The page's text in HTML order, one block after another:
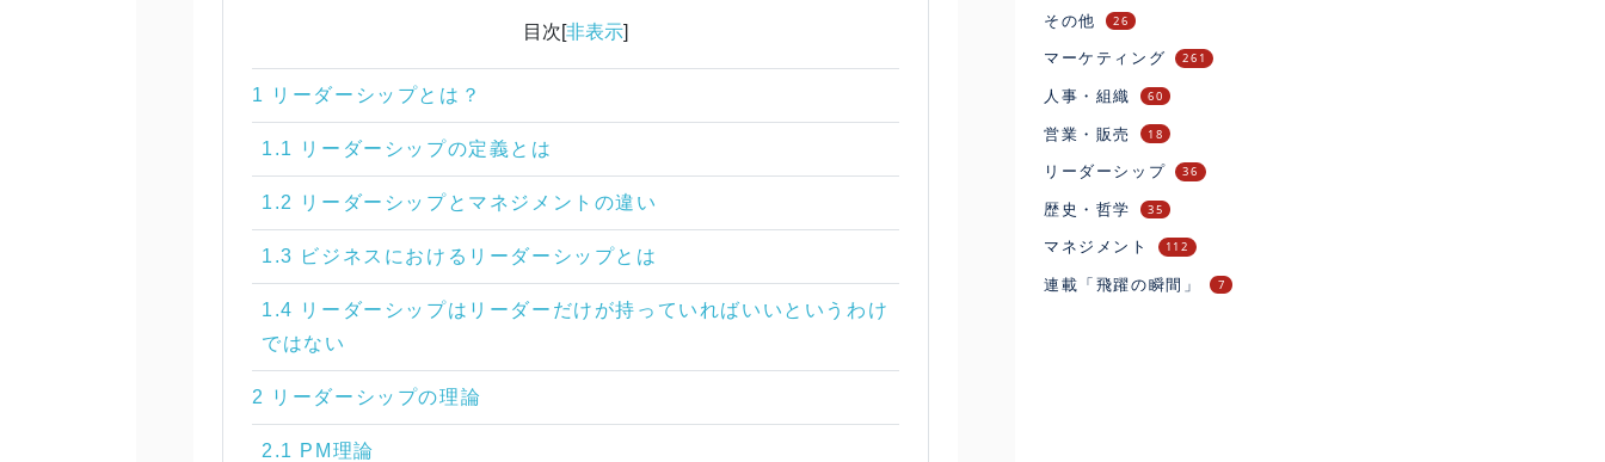
目次[非表示]
1 リーダーシップとは？
1.1 リーダーシップの定義とは
1.2 リーダーシップとマネジメントの違い
1.3 ビジネスにおけるリーダーシップとは
1.4 リーダーシップはリーダーだけが持っていればいいというわけ
ではない
2 リーダーシップの理論
2.1 PM理論
その他 26
マーケティング 261
人事・組織 60
営業・販売 18
リーダーシップ 36
歴史・哲学 35
マネジメント 112
連載「飛躍の瞬間」 7